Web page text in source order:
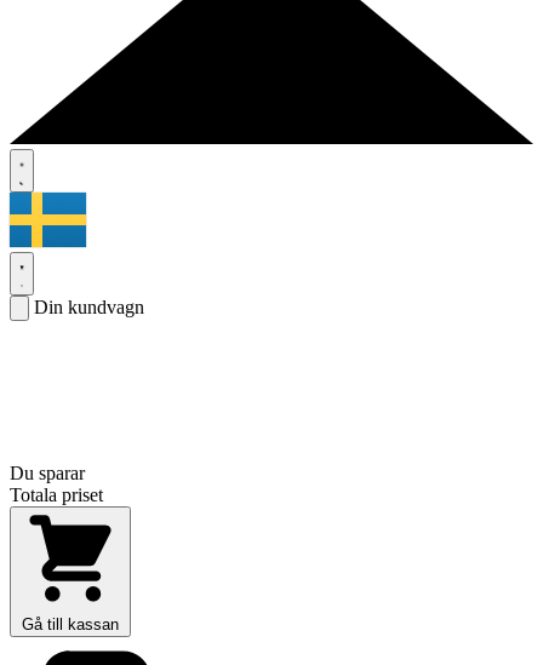
Din kundvagn
Du sparar
Totala priset
Gå till kassan